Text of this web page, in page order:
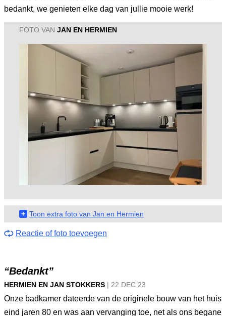
bedankt, we genieten elke dag van jullie mooie werk!
FOTO VAN JAN EN HERMIEN
+ Toon extra foto van Jan en Hermien
Reactie of foto toevoegen
“Bedankt”
HERMIEN EN JAN STOKKERS | 22 DEC 23
Onze badkamer dateerde van de originele bouw van het huis
eind jaren 80 en was aan vervanging toe, net als ons begane